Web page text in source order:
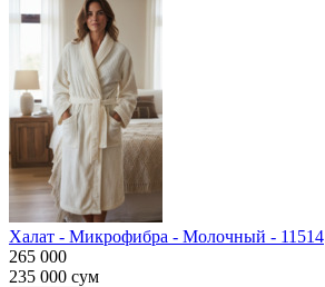
Халат - Микрофибра - Молочный - 11514
265 000
235 000 сум